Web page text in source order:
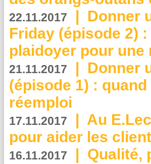
22.11.2017 | Donner
Friday (épisode 2)
plaidoyer pour une
21.11.2017 | Donner
(épisode 1) :
réemploi
17.11.2017 | Au
pour aider les
16.11.2017 | Qualité,